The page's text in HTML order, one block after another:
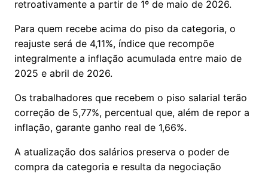
retroativamente a partir de 1º de maio de 2026.
Para quem recebe acima do piso da categoria, o
reajuste será de 4,11%, índice que recompõe
integralmente a inflação acumulada entre maio de
2025 e abril de 2026.
Os trabalhadores que recebem o piso salarial terão
correção de 5,77%, percentual que, além de repor a
inflação, garante ganho real de 1,66%.
A atualização dos salários preserva o poder de
compra da categoria e resulta da negociação